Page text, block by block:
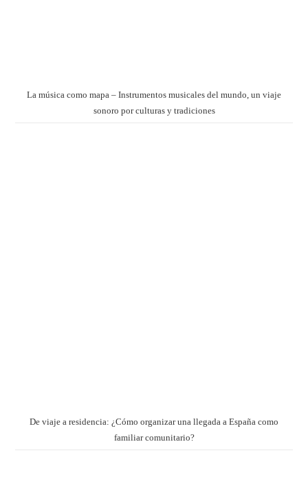
La música como mapa – Instrumentos musicales del mundo, un viaje
sonoro por culturas y tradiciones
De viaje a residencia: ¿Cómo organizar una llegada a España como
familiar comunitario?